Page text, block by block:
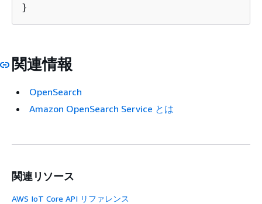
}
関連情報
OpenSearch
Amazon OpenSearch Service とは
関連リソース
AWS IoT Core API リファレンス